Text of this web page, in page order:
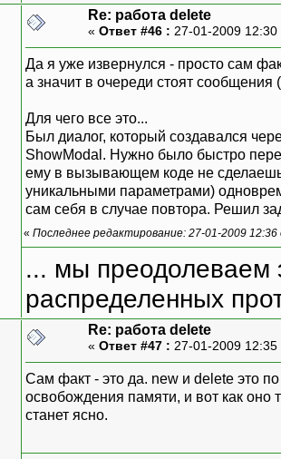
Re: работа delete
« Ответ #46 : 27-01-2009
Да я уже извернулся - просто сам
а значит в очереди стоят
Для чего все это...
Был диалог, который создавался
ShowModal. Нужно было быстро
ему в вызывающем коде не
уникальными параметрами)
сам себя в случае повтора. Решил
« Последнее редактирование: 27-01-2009
... мы преодолеваем
распределенных
Re: работа delete
« Ответ #47 : 27-01-2009
Сам факт - это да. new и delete это
освобождения памяти, и вот как
станет ясно.